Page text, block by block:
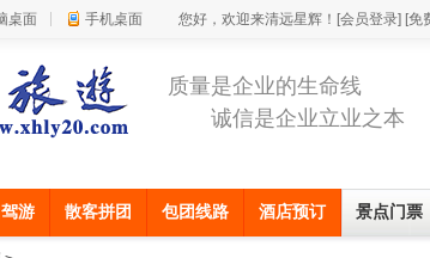
桌面 手机桌面 您好，欢迎来清远星辉！ [会员登录] [免
质量是企业的生命线
诚信是企业立业之本
游 散客拼团 包团线路 酒店预订 景点门票